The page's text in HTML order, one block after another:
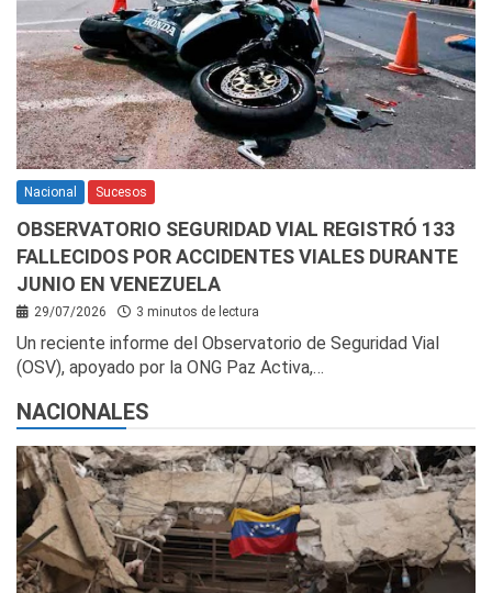
Nacional Sucesos
OBSERVATORIO SEGURIDAD VIAL REGISTRÓ 133
FALLECIDOS POR ACCIDENTES VIALES DURANTE
JUNIO EN VENEZUELA
29/07/2026 3 minutos de lectura
Un reciente informe del Observatorio de Seguridad Vial
(OSV), apoyado por la ONG Paz Activa,…
NACIONALES